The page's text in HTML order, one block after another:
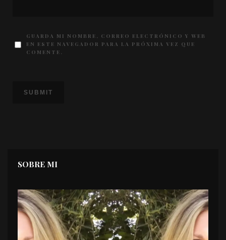
GUARDA MI NOMBRE, CORREO ELECTRÓNICO Y WEB
EN ESTE NAVEGADOR PARA LA PRÓXIMA VEZ QUE
COMENTE.
SOBRE MI